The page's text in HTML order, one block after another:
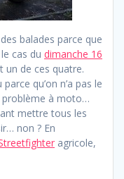
balades parce que
cas du dimanche 16
un de ces quatre.
qu’on n’a pas le
problème à moto…
mettre tous les
non ? En
agricole,